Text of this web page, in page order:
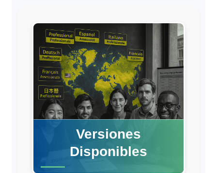
Versiones
Disponibles